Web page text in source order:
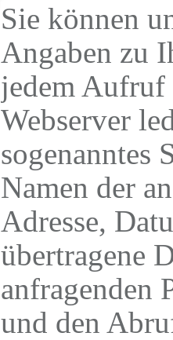
Sie können
Angaben zu
jedem Aufruf
Webserver
sogenanntes
Namen der
Adresse,
übertragene
anfragenden
und den